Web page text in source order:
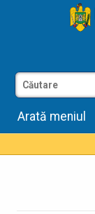
Arată meniul